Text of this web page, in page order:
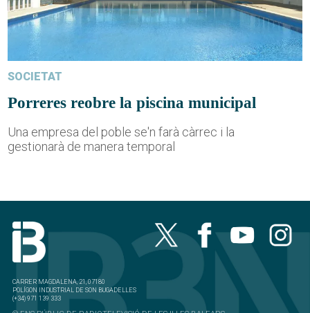
SOCIETAT
Porreres reobre la piscina municipal
Una empresa del poble se'n farà càrrec i la
gestionarà de manera temporal
CARRER MAGDALENA, 21, 07180
POLÍGON INDUSTRIAL DE SON BUGADELLES
(+34) 971 139 333